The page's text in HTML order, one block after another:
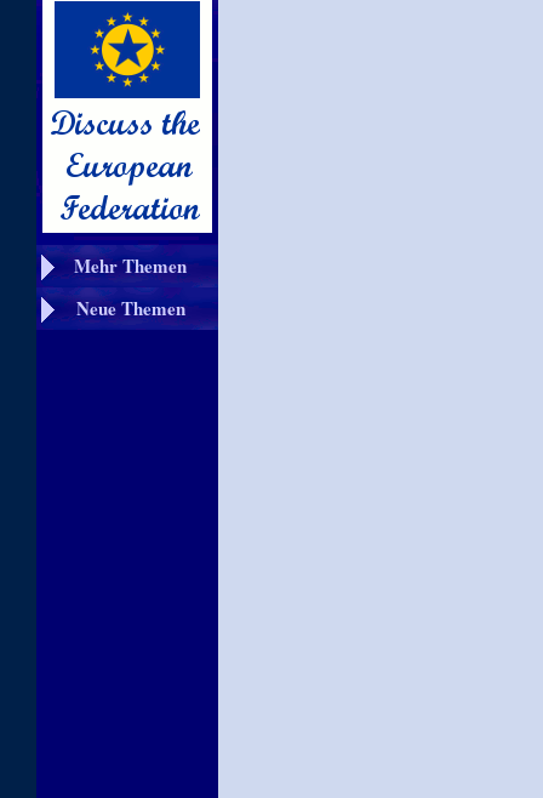
Mehr Themen
Neue Themen